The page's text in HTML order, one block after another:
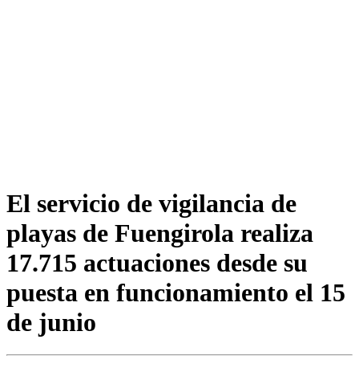
El servicio de vigilancia de
playas de Fuengirola realiza
17.715 actuaciones desde su
puesta en funcionamiento el 15
de junio